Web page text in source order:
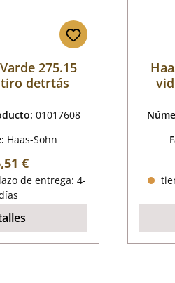
275.15
detrtás
01017608
Haas-Sohn
normal:
€
de entrega: 4-